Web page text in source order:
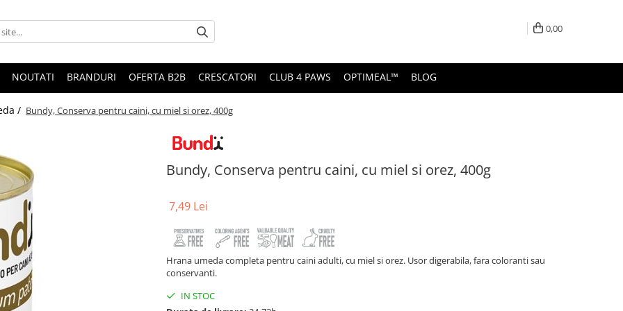
0,00
NOUTATI BRANDURI OFERTA B2B CRESCATORI CLUB 4 PAWS OPTIMEAL™ BLOG
/ Bundy, Conserva pentru caini, cu miel si orez, 400g
Bundy, Conserva pentru caini, cu miel si orez, 400g
7,49 Lei
Hrana umeda completa pentru caini adulti, cu miel si orez. Usor digerabila, fara coloranti sau
conservanti.
IN STOC